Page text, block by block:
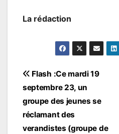
La rédaction
Navigation
de
l’article
Flash :Ce mardi 19
septembre 23, un
groupe des jeunes se
réclamant des
verandistes (groupe de